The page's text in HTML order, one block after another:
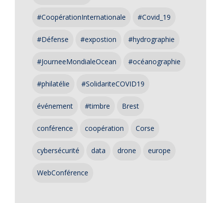
#CoopérationInternationale #Covid_19
#Défense #expostion #hydrographie
#JourneeMondialeOcean #océanographie
#philatélie #SolidariteCOVID19
événement #timbre Brest
conférence coopération Corse
cybersécurité data drone europe
WebConférence